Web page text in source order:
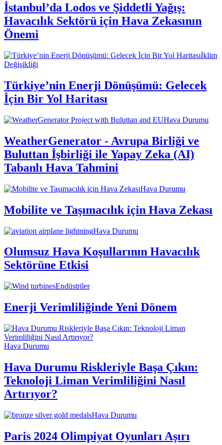
İstanbul’da Lodos ve Şiddetli Yağış:
Havacılık Sektörü için Hava Zekasının
Önemi
İklim
Değişikliği
Türkiye’nin Enerji Dönüşümü: Gelecek
İçin Bir Yol Haritası
Hava Durumu
WeatherGenerator - Avrupa Birliği ve
Buluttan İşbirliği ile Yapay Zeka (AI)
Tabanlı Hava Tahmini
Hava Durumu
Mobilite ve Taşımacılık için Hava Zekası
Hava Durumu
Olumsuz Hava Koşullarının Havacılık
Sektörüne Etkisi
Endüstriler
Enerji Verimliliğinde Yeni Dönem
Hava Durumu
Hava Durumu Riskleriyle Başa Çıkın:
Teknoloji Liman Verimliliğini Nasıl
Artırıyor?
Hava Durumu
Paris 2024 Olimpiyat Oyunları Aşırı